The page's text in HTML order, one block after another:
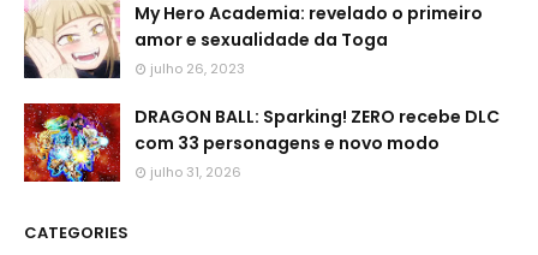
My Hero Academia: revelado o primeiro
amor e sexualidade da Toga
julho 26, 2023
DRAGON BALL: Sparking! ZERO recebe DLC
com 33 personagens e novo modo
julho 31, 2026
CATEGORIES